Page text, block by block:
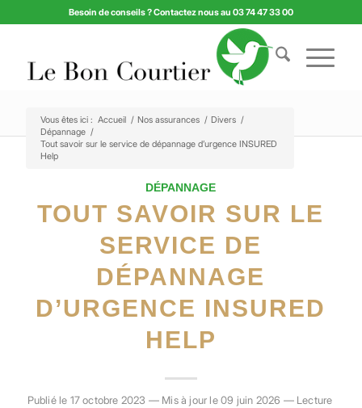
Besoin de conseils ? Contactez nous au 03 74 47 33 00
Vous êtes ici : Accueil / Nos assurances / Divers /
Dépannage /
Tout savoir sur le service de dépannage d’urgence INSURED
Help
DÉPANNAGE
TOUT SAVOIR SUR LE
SERVICE DE
DÉPANNAGE
D’URGENCE INSURED
HELP
Publié le 17 octobre 2023 — Mis à jour le 09 juin 2026 — Lecture